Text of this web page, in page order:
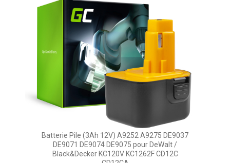
Batterie Pile (3Ah 12V) A9252 A9275 DE9037
DE9071 DE9074 DE9075 pour DeWalt /
Black&Decker KC120V KC1262F CD12C